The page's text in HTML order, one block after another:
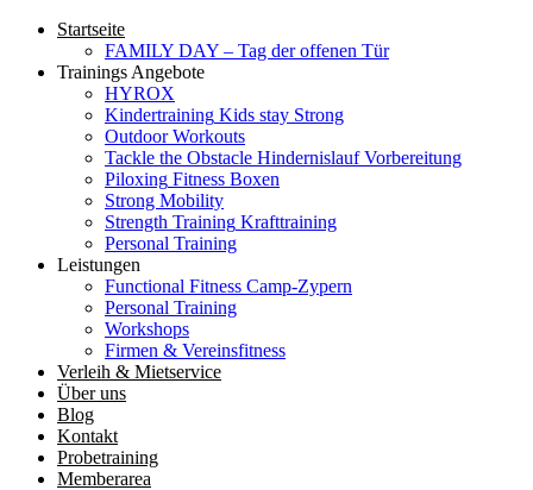
Startseite
FAMILY DAY – Tag der offenen Tür
Trainings Angebote
HYROX
Kindertraining Kids stay Strong
Outdoor Workouts
Tackle the Obstacle Hindernislauf Vorbereitung
Piloxing Fitness Boxen
Strong Mobility
Strength Training Krafttraining
Personal Training
Leistungen
Functional Fitness Camp-Zypern
Personal Training
Workshops
Firmen & Vereinsfitness
Verleih & Mietservice
Über uns
Blog
Kontakt
Probetraining
Memberarea